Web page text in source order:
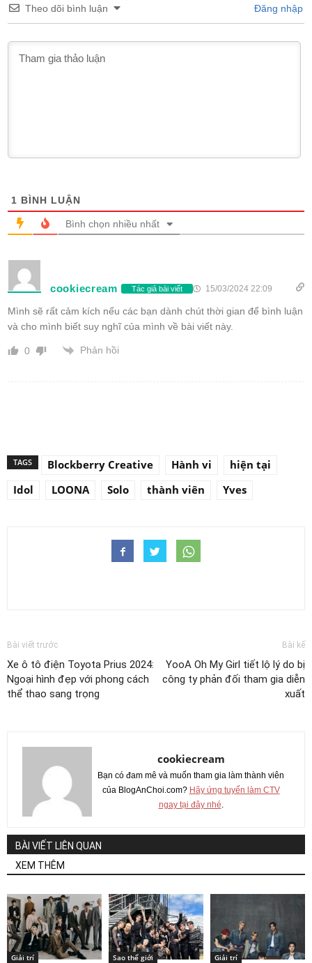
Theo dõi bình luận Đăng nhập
1 BÌNH LUẬN
Bình chọn nhiều nhất
cookiecream Tác giả bài viết 15/03/2024 22:09
Mình sẽ rất cảm kích nếu các bạn dành chút thời gian để bình luận
và cho mình biết suy nghĩ của mình về bài viết này.
0 Phản hồi
TAGS Blockberry Creative Hành vi
hiện tại
Idol
LOONA Solo thành viên Yves
Bài viết trước
Xe ô tô điện Toyota Prius 2024:
Ngoại hình đẹp với phong cách
thể thao sang trọng
Bài kế
YooA Oh My Girl tiết lộ lý do bị
công ty phản đối tham gia diễn
xuất
cookiecream
Bạn có đam mê và muốn tham gia làm thành viên
của BlogAnChoi.com? Hãy ứng tuyển làm CTV
ngay tại đây nhé.
BÀI VIẾT LIÊN QUAN
XEM THÊM
Giải trí Sao thế giới Giải trí